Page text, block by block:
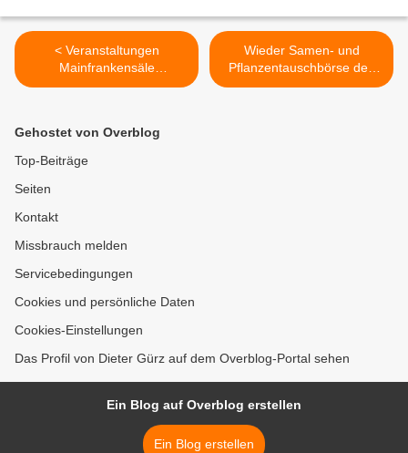
< Veranstaltungen
Mainfrankensäle
Veitshöchheim:
VORVERKAUF
Wieder Samen- und
Pflanzentauschbörse des
Verschönerungsvereins
Gehostet von Overblog
Top-Beiträge
Seiten
Kontakt
Missbrauch melden
Servicebedingungen
Cookies und persönliche Daten
Cookies-Einstellungen
Das Profil von Dieter Gürz auf dem Overblog-Portal sehen
Ein Blog auf Overblog erstellen
Ein Blog erstellen